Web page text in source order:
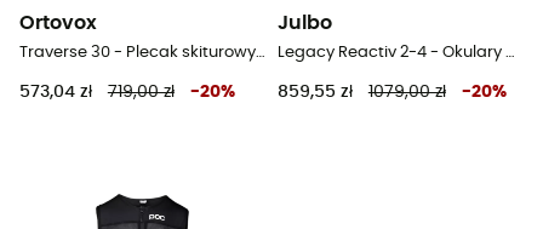
Ortovox
Traverse 30 - Plecak skiturowy męski
573,04 zł 719,00 zł -20%
Julbo
Legacy Reactiv 2-4 - Okulary przeciwsłoneczne
859,55 zł 1079,00 zł -20%